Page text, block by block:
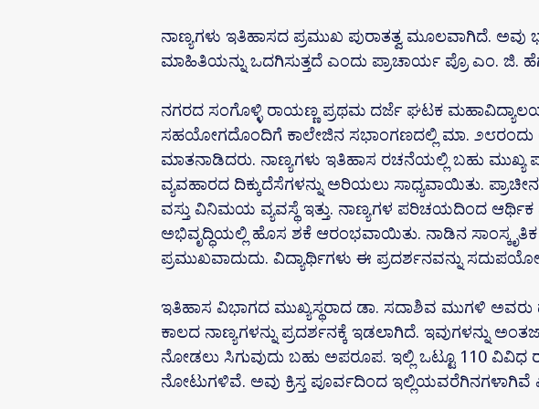
ನಾಣ್ಯಗಳು ಇತಿಹಾಸದ ಪ್ರಮುಖ ಪುರಾತತ್ವ ಮೂಲವಾಗಿದೆ.
ಮಾಹಿತಿಯನ್ನು ಒದಗಿಸುತ್ತದೆ ಎಂದು ಪ್ರಾಚಾರ್ಯ ಪ್ರೊ ಎಂ. ಜಿ.
ನಗರದ ಸಂಗೊಳ್ಳಿ ರಾಯಣ್ಣ ಪ್ರಥಮ ದರ್ಜೆ ಘಟಕ
ಸಹಯೋಗದೊಂದಿಗೆ ಕಾಲೇಜಿನ ಸಭಾಂಗಣದಲ್ಲಿ ಮಾ. ೨೮ರಂದು
ಮಾತನಾಡಿದರು. ನಾಣ್ಯಗಳು ಇತಿಹಾಸ ರಚನೆಯಲ್ಲಿ ಬಹು ಮುಖ್ಯ
ವ್ಯವಹಾರದ ದಿಕ್ಕುದೆಸೆಗಳನ್ನು ಅರಿಯಲು ಸಾಧ್ಯವಾಯಿತು.
ವಸ್ತು ವಿನಿಮಯ ವ್ಯವಸ್ಥೆ ಇತ್ತು. ನಾಣ್ಯಗಳ ಪರಿಚಯದಿಂದ
ಅಭಿವೃದ್ಧಿಯಲ್ಲಿ ಹೊಸ ಶಕೆ ಆರಂಭವಾಯಿತು. ನಾಡಿನ
ಪ್ರಮುಖವಾದುದು. ವಿದ್ಯಾರ್ಥಿಗಳು ಈ ಪ್ರದರ್ಶನವನ್ನು
ಇತಿಹಾಸ ವಿಭಾಗದ ಮುಖ್ಯಸ್ಥರಾದ ಡಾ. ಸದಾಶಿವ ಮುಗಳಿ ಅವರು
ಕಾಲದ ನಾಣ್ಯಗಳನ್ನು ಪ್ರದರ್ಶನಕ್ಕೆ ಇಡಲಾಗಿದೆ. ಇವುಗಳನ್ನು
ನೋಡಲು ಸಿಗುವುದು ಬಹು ಅಪರೂಪ. ಇಲ್ಲಿ ಒಟ್ಟೂ 110 ವಿವಿಧ
ನೋಟುಗಳಿವೆ. ಅವು ಕ್ರಿಸ್ತ ಪೂರ್ವದಿಂದ ಇಲ್ಲಿಯವರೆಗಿನಗಳಾಗಿವೆ